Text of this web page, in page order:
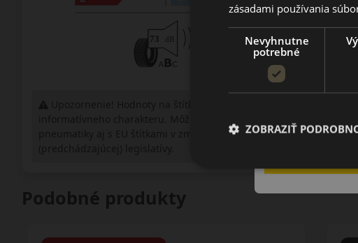
pneumatiky aj s EU štítkami v zmysle doposiaľ platnej
Podobné produkty
zásadami používania
Nevyhnutne
potrebné
ZOBRAZIŤ